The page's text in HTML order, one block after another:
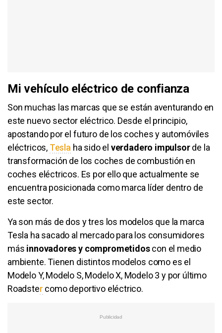
Mi vehículo eléctrico de confianza
Son muchas las marcas que se están aventurando en
este nuevo sector eléctrico. Desde el principio,
apostando por el futuro de los coches y automóviles
eléctricos, Tesla ha sido el verdadero impulsorde la
transformación de los coches de combustión en
coches eléctricos. Es por ello que actualmente se
encuentra posicionada como marca líder dentro de
este sector.
Ya son más de dos y tres los modelos que la marca
Tesla ha sacado al mercado para los consumidores
más innovadores y comprometidoscon el medio
ambiente. Tienen distintos modelos como es el
Modelo Y, Modelo S, Modelo X, Modelo 3 y por último
Roadster como deportivo eléctrico.